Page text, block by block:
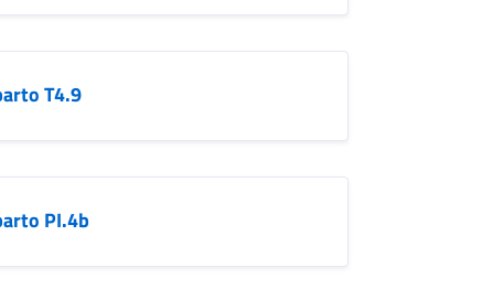
T4.9
PI.4b